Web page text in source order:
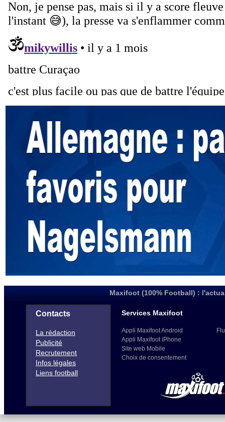
Maxifoot (100% Football) :
Contacts
La rédaction
Publicité
Recrutement
Infos légales
Liens football
Services Maxifoot
Appli Maxifoot Android
Appli Maxifoot iPhone
Site web Mobile
Choix de consentement